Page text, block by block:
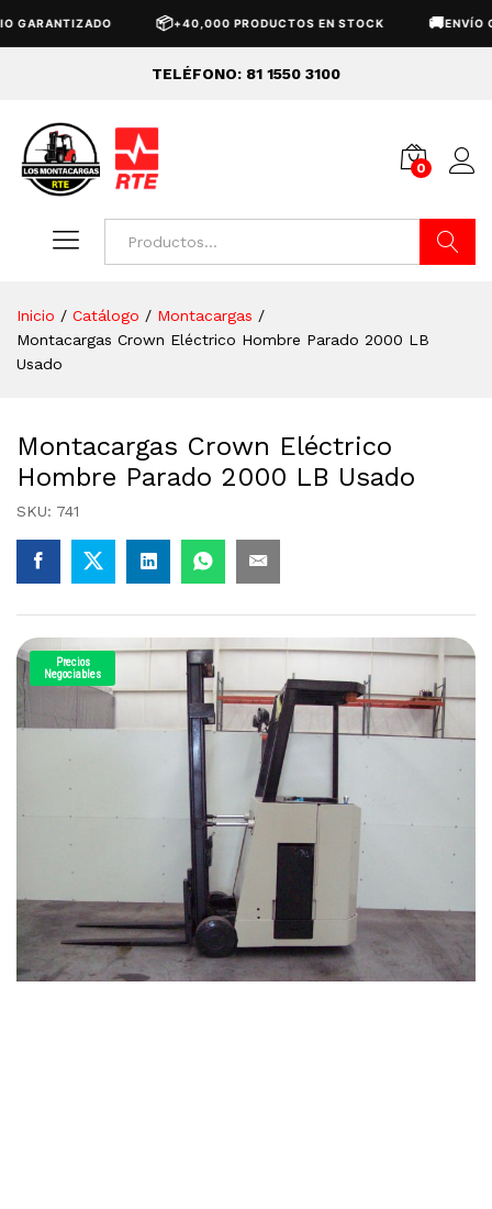
+40,000 PRODUCTOS EN STOCK ENVÍO
TELÉFONO: 81 1550 3100
0
Inicio / Catálogo / Montacargas /
Montacargas Crown Eléctrico Hombre Parado 2000 LB
Usado
Montacargas Crown Eléctrico
Hombre Parado 2000 LB Usado
SKU: 741
Precios
Negociables